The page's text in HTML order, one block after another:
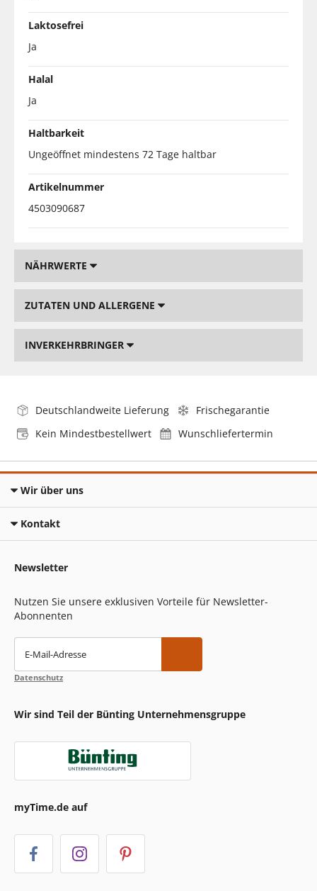
Laktosefrei
Ja
Halal
Ja
Haltbarkeit
Ungeöffnet mindestens 72 Tage haltbar
Artikelnummer
4503090687
NÄHRWERTE
ZUTATEN UND ALLERGENE
INVERKEHRBRINGER
Deutschlandweite Lieferung
Frischegarantie
Kein Mindestbestellwert
Wunschliefertermin
Wir über uns
Kontakt
Newsletter
Nutzen Sie unsere exklusiven Vorteile für Newsletter-
Abonnenten
E-Mail-Adresse
Datenschutz
Wir sind Teil der Bünting Unternehmensgruppe
myTime.de auf